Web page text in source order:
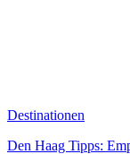
Destinationen
Den Haag Tipps: